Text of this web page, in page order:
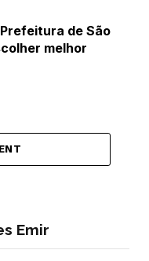
de São
melhor
Emir